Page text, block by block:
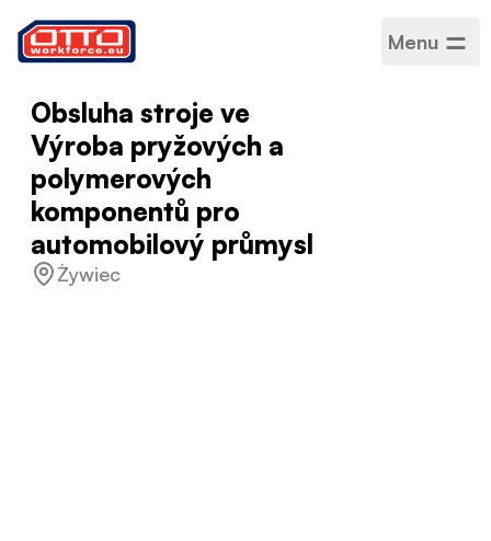
Menu
Obsluha stroje ve
Výroba pryžových a
polymerových
komponentů pro
automobilový průmysl
Żywiec